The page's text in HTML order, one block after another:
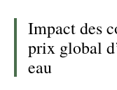
Impact des
prix global
eau